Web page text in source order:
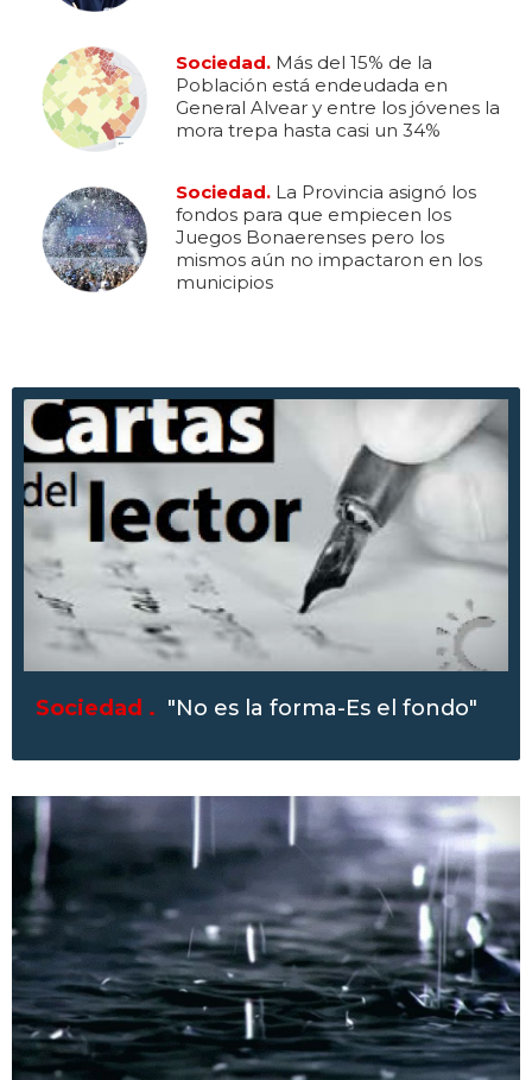
Sociedad. Más del 15% de la
Población está endeudada en
General Alvear y entre los jóvenes la
mora trepa hasta casi un 34%
Sociedad. La Provincia asignó los
fondos para que empiecen los
Juegos Bonaerenses pero los
mismos aún no impactaron en los
municipios
Sociedad . "No es la forma-Es el fondo"